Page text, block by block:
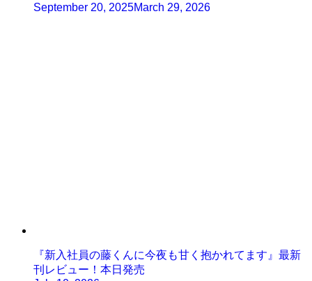
September 20, 2025March 29, 2026
『新入社員の藤くんに今夜も甘く抱かれてます』最新
刊レビュー！本日発売